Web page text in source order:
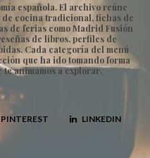
española. El archivo reúne
de cocina tradicional, fichas de
de ferias como Madrid Fusión
de libros, perfiles de
Cada categoría del menú
que ha ido tomando forma
te animamos a explorar.
PINTEREST LINKEDIN